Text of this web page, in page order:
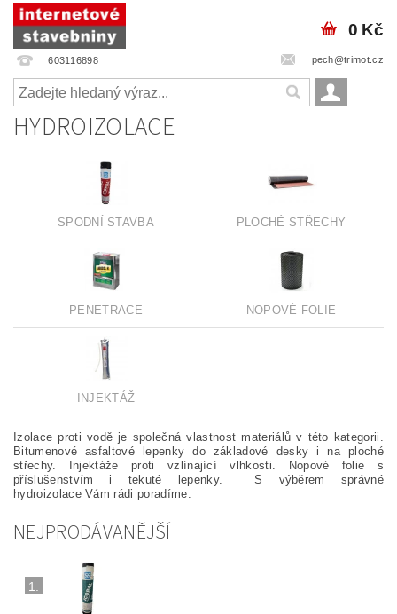
603116898 pech@trimot.cz
0 Kč
HYDROIZOLACE
SPODNÍ STAVBA PLOCHÉ STŘECHY
PENETRACE NOPOVÉ FOLIE
INJEKTÁŽ
Izolace proti vodě je společná vlastnost materiálů v této kategorii.
Bitumenové asfaltové lepenky do základové desky i na ploché
střechy. Injektáže proti vzlínající vlhkosti. Nopové folie s
příslušenstvím i tekuté lepenky. S výběrem správné
hydroizolace Vám rádi poradíme.
NEJPRODÁVANĚJŠÍ
1.